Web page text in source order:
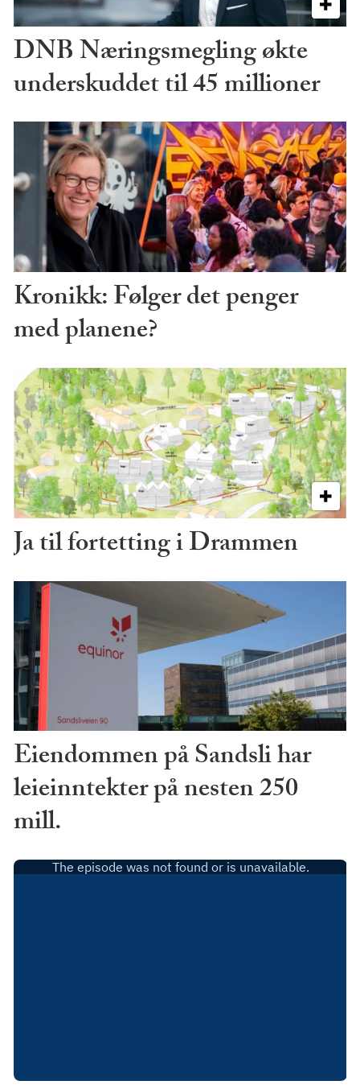
DNB Næringsmegling økte
underskuddet til 45 millioner
Kronikk: Følger det penger
med planene?
Ja til fortetting i Drammen
Eiendommen på Sandsli har
leieinntekter på nesten 250
mill.